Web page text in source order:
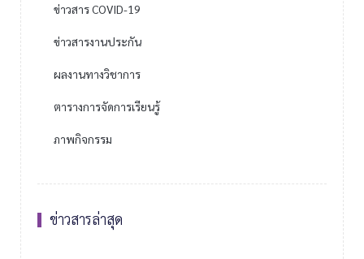
ข่าวสาร COVID-19
ข่าวสารงานประกัน
ผลงานทางวิชาการ
ตารางการจัดการเรียนรู้
ภาพกิจกรรม
ข่าวสารล่าสุด